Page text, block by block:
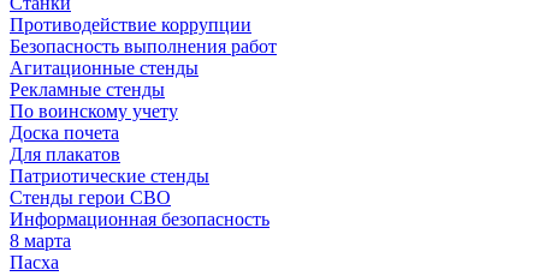
Противодействие коррупции
Безопасность выполнения работ
Агитационные стенды
Рекламные стенды
По воинскому учету
Доска почета
Для плакатов
Патриотические стенды
Стенды герои СВО
Информационная безопасность
8 марта
Пасха